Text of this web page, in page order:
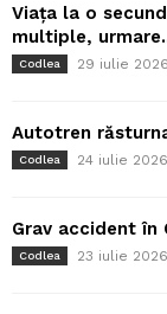
Viața la o
multiple,
Codlea 29 iulie 2026
Autotren
Codlea 24 iulie 2026
Grav accident în
Codlea 23 iulie 2026